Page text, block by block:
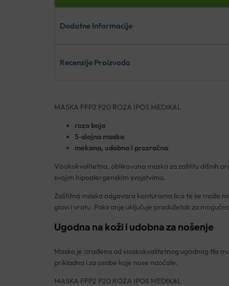
Dodatne Informacije
Recenzije Proizvoda
MASKA FFP2 P20 ROZA IPOS MEDIKAL
roza boja
5-slojna maska
mekana, udobna i prozračna
Visokokvalitetna, oblikovana maska za zaštitu dišnih
svojim hipoalergenskim svojstvima.
Zaštitna maska odgovara konturama lica te se može
glavi i vratu. Pakiranje uključuje produžetak za
Ugodna na koži i udobna za nošenje
Maska je izrađena od visokokvalitetnog ugodnog flis
prikladna i za osobe koje nose naočale.
MASKA FFP2 P20 ROZA IPOS MEDIKAL